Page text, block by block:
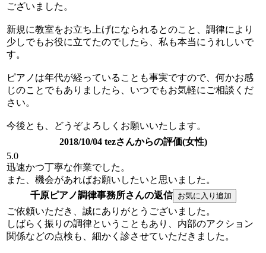
ございました。
新規に教室をお立ち上げになられるとのこと、調律により
少しでもお役に立てたのでしたら、私も本当にうれしいで
す。
ピアノは年代が経っていることも事実ですので、何かお感
じのことでもありましたら、いつでもお気軽にご相談くだ
さい。
今後とも、どうぞよろしくお願いいたします。
2018/10/04 tezさんからの評価(女性)
5.0
迅速かつ丁寧な作業でした。
また、機会があればお願いしたいと思いました。
千原ピアノ調律事務所さんの返信
ご依頼いただき、誠にありがとうございました。
しばらく振りの調律ということもあり、内部のアクション
関係などの点検も、細かく診させていただきました。